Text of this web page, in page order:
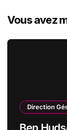
Vous avez
Direction
Ben